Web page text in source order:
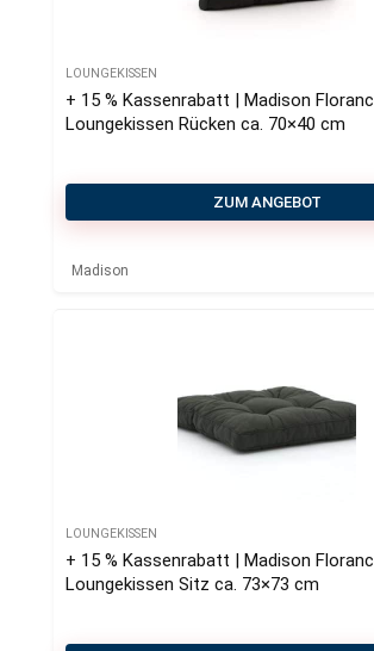
LOUNGEKISSEN
+ 15 % Kassenrabatt | Madison
Loungekissen Rücken ca. 70×40 cm
ZUM ANGEBOT
Madison
LOUNGEKISSEN
+ 15 % Kassenrabatt | Madison
Loungekissen Sitz ca. 73×73 cm